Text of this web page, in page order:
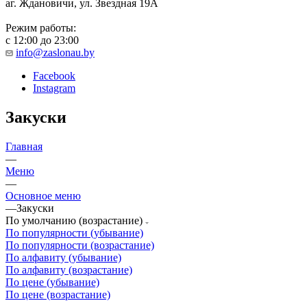
аг. Ждановичи, ул. Звездная 19А
Режим работы:
с 12:00 до 23:00
info@zaslonau.by
Facebook
Instagram
Закуски
Главная
—
Меню
—
Основное меню
—Закуски
По умолчанию (возрастание)
По популярности (убывание)
По популярности (возрастание)
По алфавиту (убывание)
По алфавиту (возрастание)
По цене (убывание)
По цене (возрастание)